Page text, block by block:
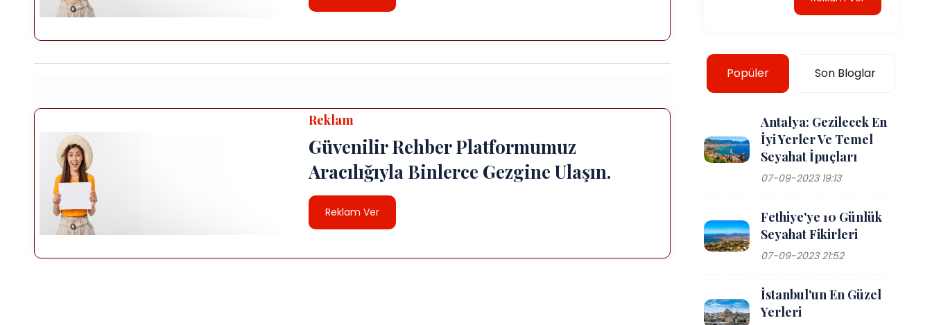
Reklam
Güvenilir Rehber Platformumuz
Aracılığıyla Binlerce Gezgine Ulaşın.
Reklam Ver
Popüler Son Bloglar
Antalya: Gezilecek En
İyi Yerler Ve Temel
Seyahat İpuçları
07-09-2023 19:13
Fethiye'ye 10 Günlük
Seyahat Fikirleri
07-09-2023 21:52
İstanbul'un En Güzel
Yerleri